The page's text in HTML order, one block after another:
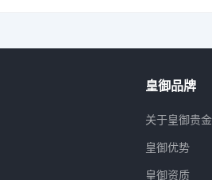
皇御品牌
关于皇御贵
皇御优势
皇御资质